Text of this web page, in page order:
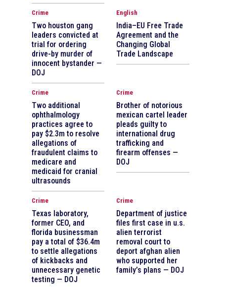
Crime
Two houston gang
leaders convicted at
trial for ordering
drive-by murder of
innocent bystander —
DOJ
English
India–EU Free Trade
Agreement and the
Changing Global
Trade Landscape
Crime
Two additional
ophthalmology
practices agree to
pay $2.3m to resolve
allegations of
fraudulent claims to
medicare and
medicaid for cranial
ultrasounds
Crime
Brother of notorious
mexican cartel leader
pleads guilty to
international drug
trafficking and
firearm offenses —
DOJ
Crime
Texas laboratory,
former CEO, and
florida businessman
pay a total of $36.4m
to settle allegations
of kickbacks and
unnecessary genetic
testing — DOJ
Crime
Department of justice
files first case in u.s.
alien terrorist
removal court to
deport afghan alien
who supported her
family’s plans — DOJ